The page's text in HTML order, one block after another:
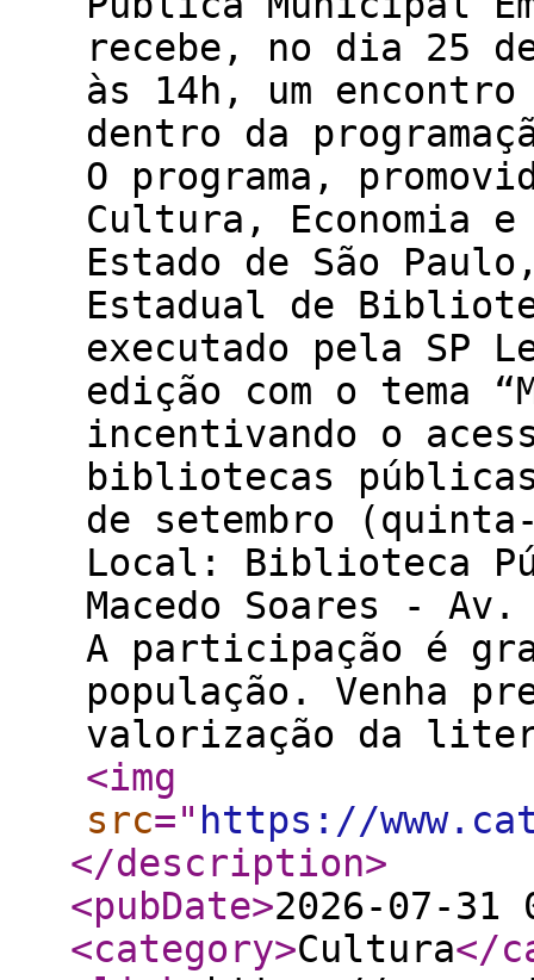
recebe, no dia 25
às 14h, um
dentro da
O programa,
Cultura, Economia
Estado de São
Estadual de
executado pela SP
edição com o tema
incentivando o
bibliotecas
de setembro
Local: Biblioteca
Macedo Soares -
A participação é
população. Venha
valorização da
<img
src=" https://
</description>
<pubDate>2026-07-31
<category>Cultura</